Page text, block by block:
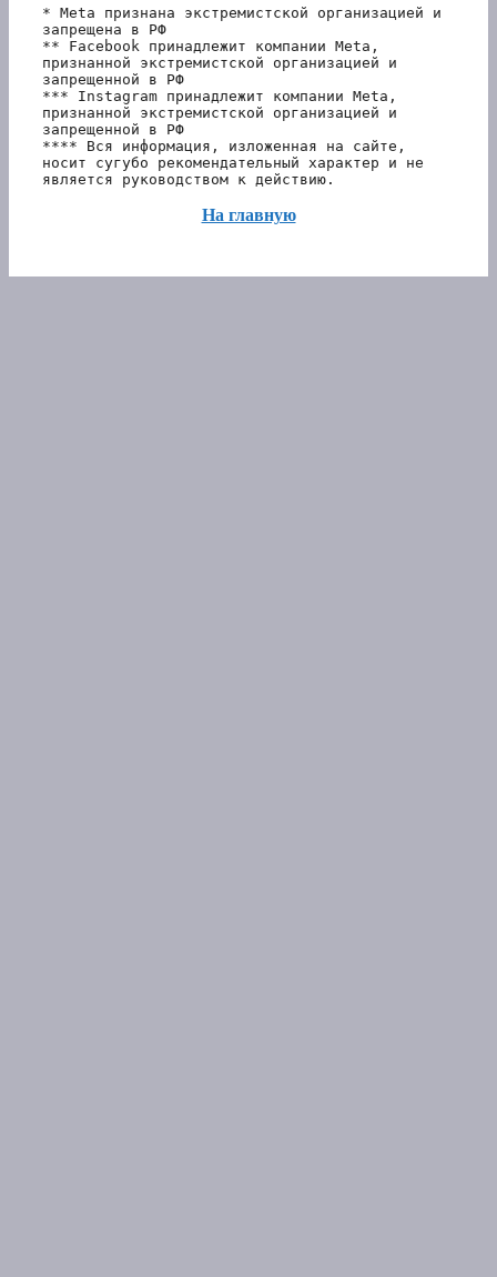
* Meta признана экстремистской организацией и
запрещена в РФ
** Facebook принадлежит компании Meta,
признанной экстремистской организацией и
запрещенной в РФ
*** Instagram принадлежит компании Meta,
признанной экстремистской организацией и
запрещенной в РФ
**** Вся информация, изложенная на сайте,
носит сугубо рекомендательный характер и не
является руководством к действию.
На главную